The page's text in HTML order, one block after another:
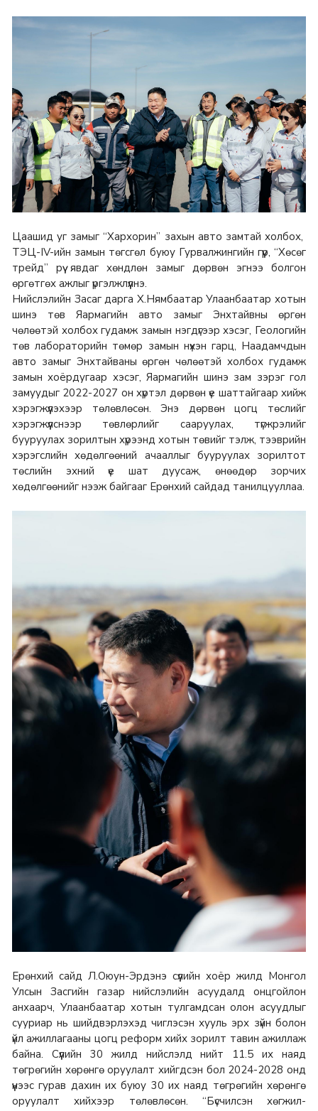
Цаашид уг замыг “Хархорин” захын авто замтай холбох,
ТЭЦ-IV-ийн замын төгсгөл буюу Гурвалжингийн гүүр, “Хөсөг
трейд” рүү явдаг хөндлөн замыг дөрвөн эгнээ болгон
өргөтгөх ажлыг үргэлжлүүлнэ.
Нийслэлийн Засаг дарга Х.Нямбаатар Улаанбаатар хотын
шинэ төв Яармагийн авто замыг Энхтайвны өргөн
чөлөөтэй холбох гудамж замын нэгдүгээр хэсэг, Геологийн
төв лабораторийн төмөр замын нүхэн гарц, Наадамчдын
авто замыг Энхтайваны өргөн чөлөөтэй холбох гудамж
замын хоёрдугаар хэсэг, Яармагийн шинэ зам зэрэг гол
замуудыг 2022-2027 он хүртэл дөрвөн үе шаттайгаар хийж
хэрэгжүүлэхээр төлөвлөсөн. Энэ дөрвөн цогц төслийг
хэрэгжүүлснээр төвлөрлийг сааруулах, түгжрэлийг
бууруулах зорилтын хүрээнд хотын төвийг тэлж, тээврийн
хэрэгслийн хөдөлгөөний ачааллыг бууруулах зорилтот
төслийн эхний үе шат дуусаж, өнөөдөр зорчих
хөдөлгөөнийг нээж байгааг Ерөнхий сайдад танилцууллаа.
Ерөнхий сайд Л.Оюун-Эрдэнэ сүүлийн хоёр жилд Монгол
Улсын Засгийн газар нийслэлийн асуудалд онцгойлон
анхаарч, Улаанбаатар хотын тулгамдсан олон асуудлыг
сууриар нь шийдвэрлэхэд чиглэсэн хууль эрх зүйн болон
үйл ажиллагааны цогц реформ хийх зорилт тавин ажиллаж
байна. Сүүлийн 30 жилд нийслэлд нийт 11.5 их наяд
төгрөгийн хөрөнгө оруулалт хийгдсэн бол 2024-2028 онд
үүнээс гурав дахин их буюу 30 их наяд төгрөгийн хөрөнгө
оруулалт хийхээр төлөвлөсөн. “Бүсчилсэн хөгжил-